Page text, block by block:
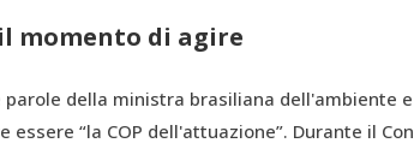
il momento di agire
parole della ministra brasiliana dell'ambiente
essere “la COP dell'attuazione”. Durante il